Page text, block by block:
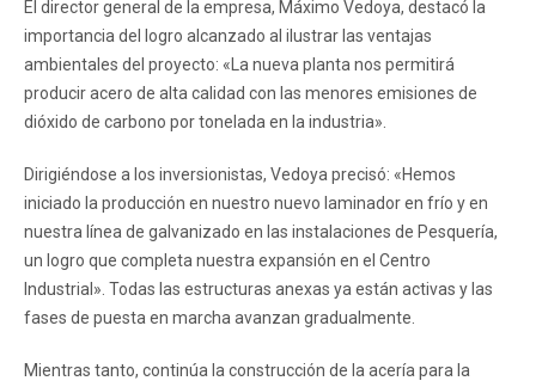
El director general de la empresa, Máximo Vedoya, destacó la
importancia del logro alcanzado al ilustrar las ventajas
ambientales del proyecto: «La nueva planta nos permitirá
producir acero de alta calidad con las menores emisiones de
dióxido de carbono por tonelada en la industria».
Dirigiéndose a los inversionistas, Vedoya precisó: «Hemos
iniciado la producción en nuestro nuevo laminador en frío y en
nuestra línea de galvanizado en las instalaciones de Pesquería,
un logro que completa nuestra expansión en el Centro
Industrial». Todas las estructuras anexas ya están activas y las
fases de puesta en marcha avanzan gradualmente.
Mientras tanto, continúa la construcción de la acería para la